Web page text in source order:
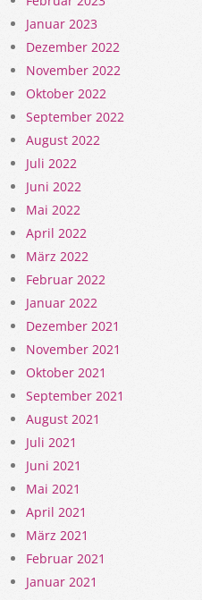
Januar 2023
Dezember 2022
November 2022
Oktober 2022
September 2022
August 2022
Juli 2022
Juni 2022
Mai 2022
April 2022
März 2022
Februar 2022
Januar 2022
Dezember 2021
November 2021
Oktober 2021
September 2021
August 2021
Juli 2021
Juni 2021
Mai 2021
April 2021
März 2021
Februar 2021
Januar 2021